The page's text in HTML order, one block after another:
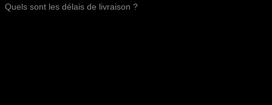
Quels sont les délais de livraison ?